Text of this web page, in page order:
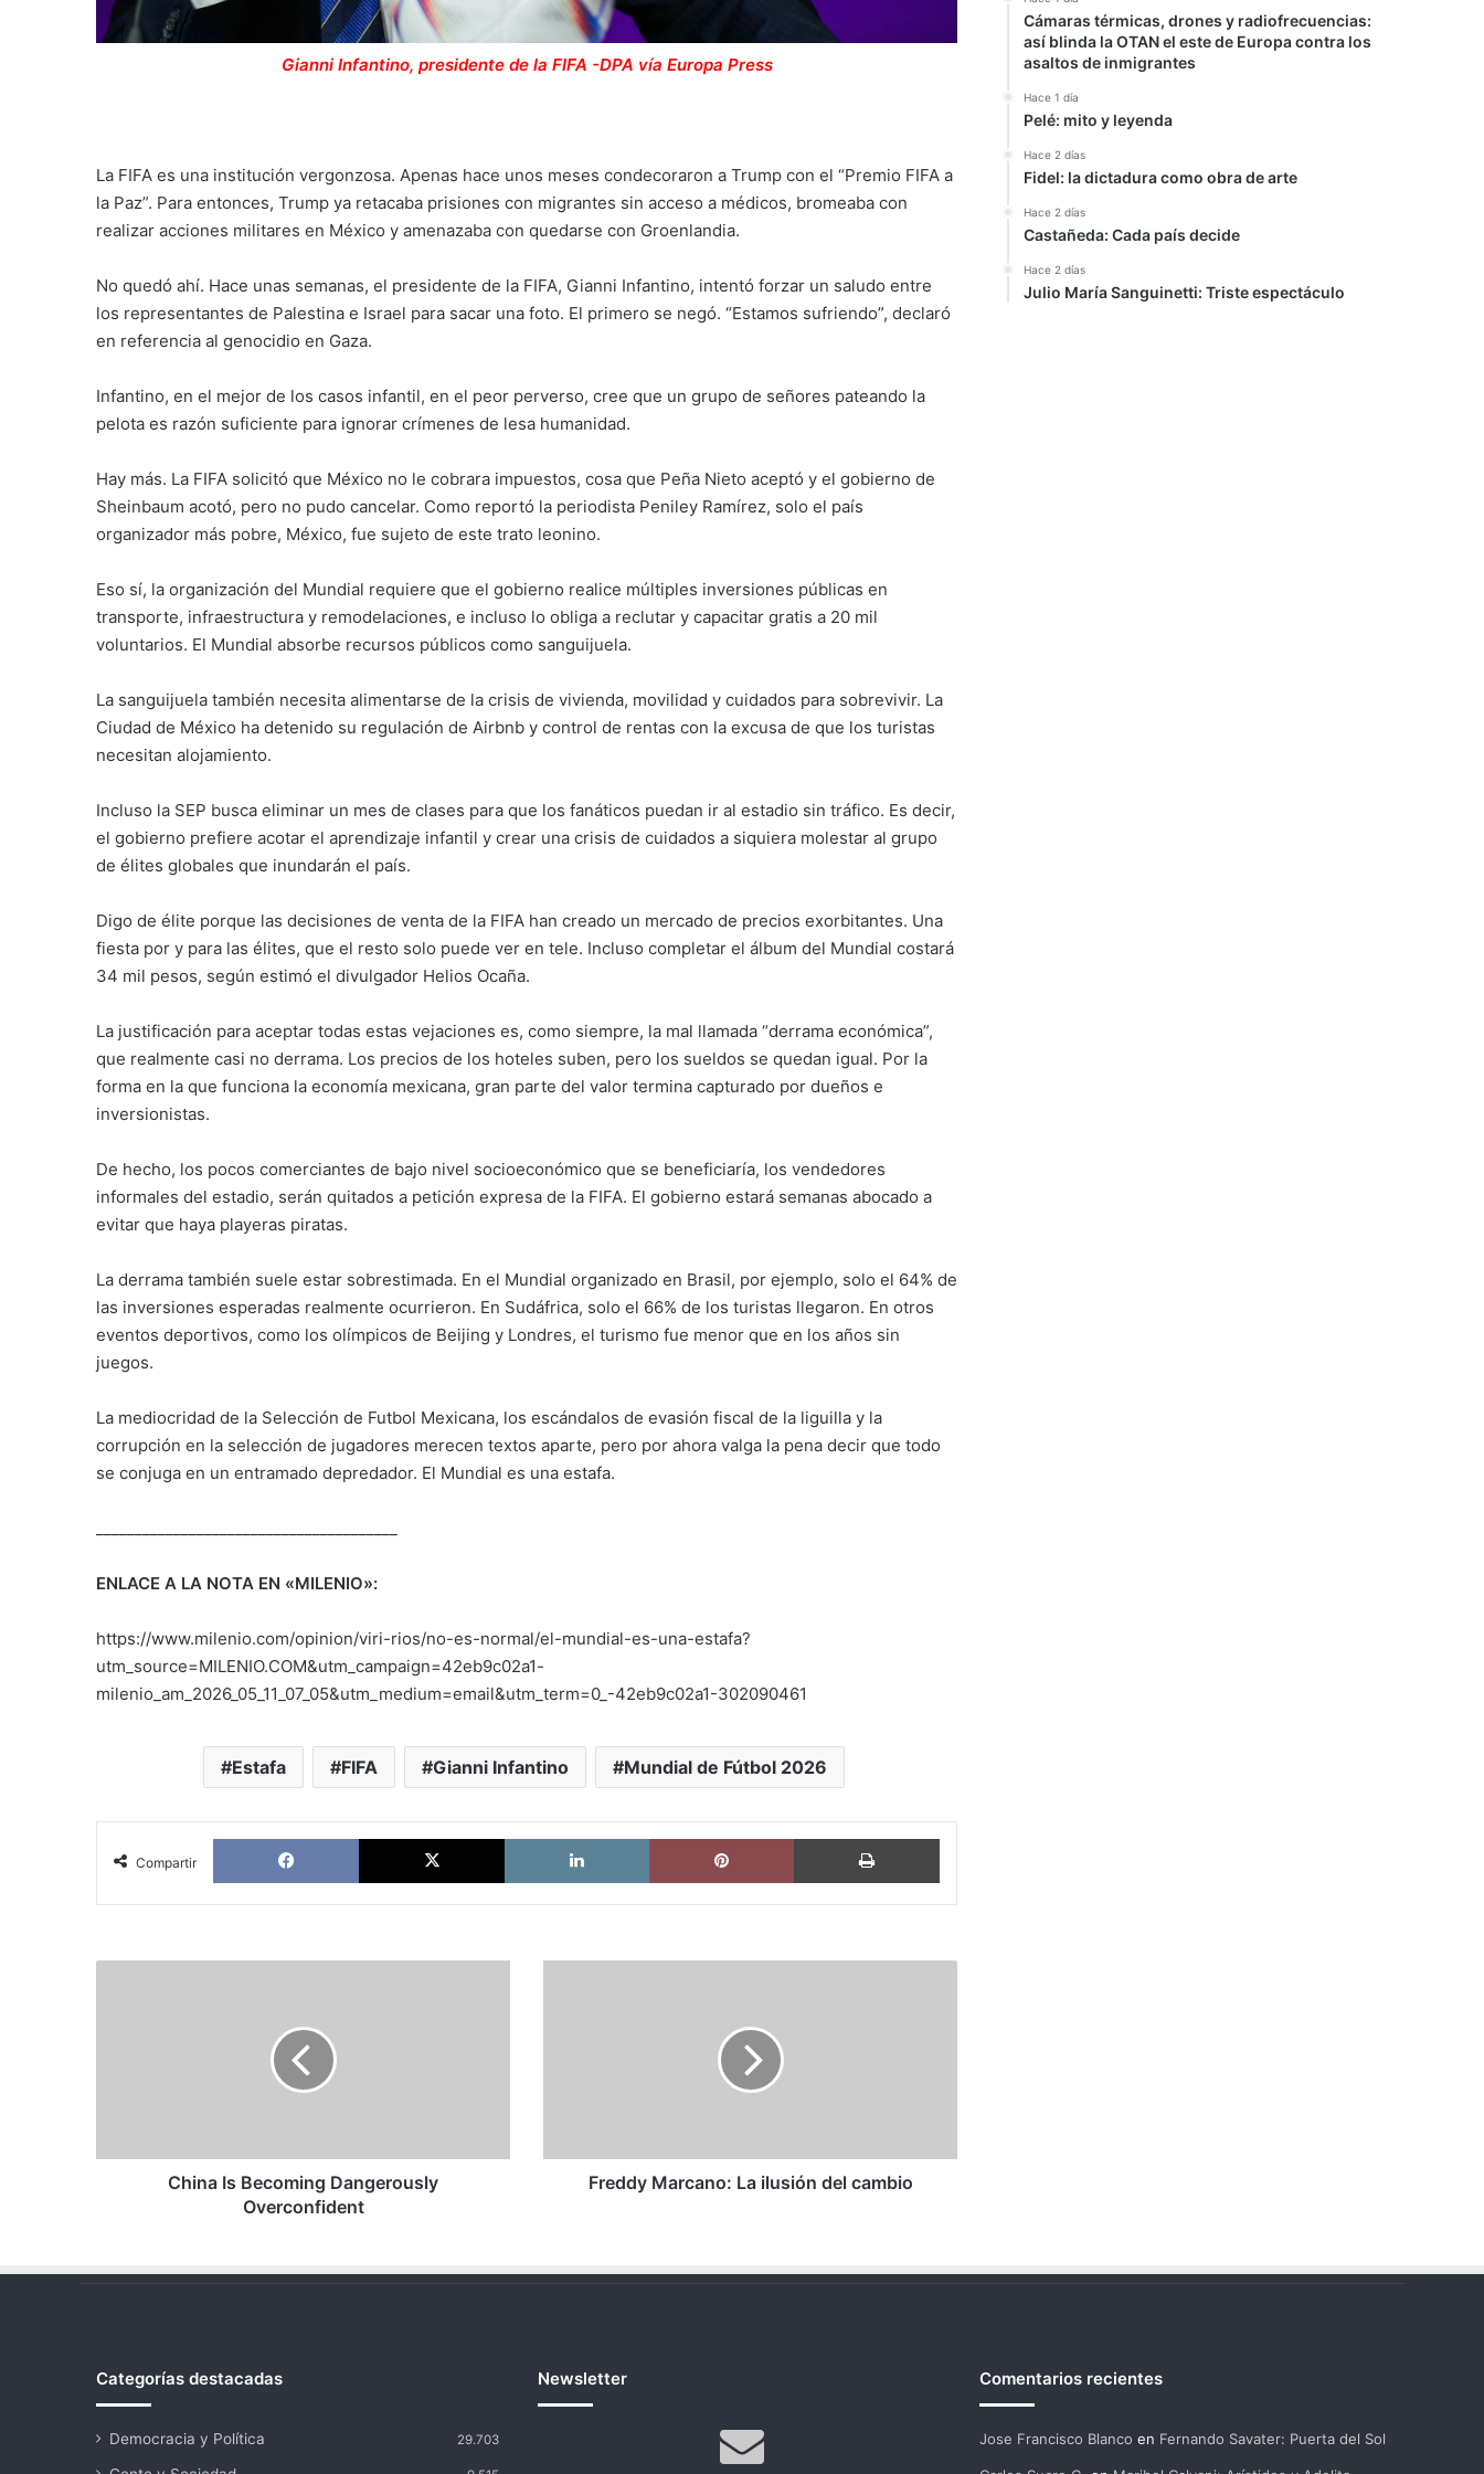
Gianni Infantino, presidente de la FIFA -DPA vía Europa Press
La FIFA es una institución vergonzosa. Apenas hace unos meses condecoraron a Trump con el “Premio FIFA a
la Paz”. Para entonces, Trump ya retacaba prisiones con migrantes sin acceso a médicos, bromeaba con
realizar acciones militares en México y amenazaba con quedarse con Groenlandia.
No quedó ahí. Hace unas semanas, el presidente de la FIFA, Gianni Infantino, intentó forzar un saludo entre
los representantes de Palestina e Israel para sacar una foto. El primero se negó. “Estamos sufriendo”, declaró
en referencia al genocidio en Gaza.
Infantino, en el mejor de los casos infantil, en el peor perverso, cree que un grupo de señores pateando la
pelota es razón suficiente para ignorar crímenes de lesa humanidad.
Hay más. La FIFA solicitó que México no le cobrara impuestos, cosa que Peña Nieto aceptó y el gobierno de
Sheinbaum acotó, pero no pudo cancelar. Como reportó la periodista Peniley Ramírez, solo el país
organizador más pobre, México, fue sujeto de este trato leonino.
Eso sí, la organización del Mundial requiere que el gobierno realice múltiples inversiones públicas en
transporte, infraestructura y remodelaciones, e incluso lo obliga a reclutar y capacitar gratis a 20 mil
voluntarios. El Mundial absorbe recursos públicos como sanguijuela.
La sanguijuela también necesita alimentarse de la crisis de vivienda, movilidad y cuidados para sobrevivir. La
Ciudad de México ha detenido su regulación de Airbnb y control de rentas con la excusa de que los turistas
necesitan alojamiento.
Incluso la SEP busca eliminar un mes de clases para que los fanáticos puedan ir al estadio sin tráfico. Es decir,
el gobierno prefiere acotar el aprendizaje infantil y crear una crisis de cuidados a siquiera molestar al grupo
de élites globales que inundarán el país.
Digo de élite porque las decisiones de venta de la FIFA han creado un mercado de precios exorbitantes. Una
fiesta por y para las élites, que el resto solo puede ver en tele. Incluso completar el álbum del Mundial costará
34 mil pesos, según estimó el divulgador Helios Ocaña.
La justificación para aceptar todas estas vejaciones es, como siempre, la mal llamada “derrama económica”,
que realmente casi no derrama. Los precios de los hoteles suben, pero los sueldos se quedan igual. Por la
forma en la que funciona la economía mexicana, gran parte del valor termina capturado por dueños e
inversionistas.
De hecho, los pocos comerciantes de bajo nivel socioeconómico que se beneficiaría, los vendedores
informales del estadio, serán quitados a petición expresa de la FIFA. El gobierno estará semanas abocado a
evitar que haya playeras piratas.
La derrama también suele estar sobrestimada. En el Mundial organizado en Brasil, por ejemplo, solo el 64% de
las inversiones esperadas realmente ocurrieron. En Sudáfrica, solo el 66% de los turistas llegaron. En otros
eventos deportivos, como los olímpicos de Beijing y Londres, el turismo fue menor que en los años sin
juegos.
La mediocridad de la Selección de Futbol Mexicana, los escándalos de evasión fiscal de la liguilla y la
corrupción en la selección de jugadores merecen textos aparte, pero por ahora valga la pena decir que todo
se conjuga en un entramado depredador. El Mundial es una estafa.
ENLACE A LA NOTA EN «MILENIO»:
https://www.milenio.com/opinion/viri-rios/no-es-normal/el-mundial-es-una-estafa?
utm_source=MILENIO.COM&utm_campaign=42eb9c02a1-
milenio_am_2026_05_11_07_05&utm_medium=email&utm_term=0_-42eb9c02a1-302090461
Estafa FIFA Gianni Infantino Mundial de Fútbol 2026
Compartir
Facebook X LinkedIn Pinterest Imprimir
China Is Becoming Dangerously
Overconfident
Freddy Marcano: La ilusión del cambio
Cámaras térmicas, drones y radiofrecuencias:
así blinda la OTAN el este de Europa contra los
asaltos de inmigrantes
Hace 1 día
Pelé: mito y leyenda
Hace 2 días
Fidel: la dictadura como obra de arte
Hace 2 días
Castañeda: Cada país decide
Hace 2 días
Julio María Sanguinetti: Triste espectáculo
Categorías destacadas
Democracia y Política 29.703
Newsletter Comentarios recientes
Jose Francisco Blanco en Fernando Savater: Puerta del Sol